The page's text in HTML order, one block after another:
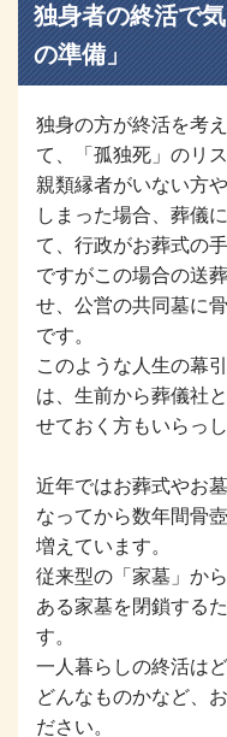
独身者の終活で
の準備」
独身の方が終活を考
て、「孤独死」のリ
親類縁者がいない方
しまった場合、葬儀
て、行政がお葬式の
ですがこの場合の送
せ、公営の共同墓に
です。
このような人生の幕
は、生前から葬儀社
せておく方もいらっし
近年ではお葬式やお
なってから数年間骨
増えています。
従来型の「家墓」か
ある家墓を閉鎖する
す。
一人暮らしの終活は
どんなものかなど、
ださい。